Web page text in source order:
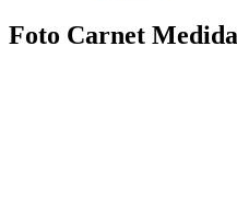
Foto Carnet